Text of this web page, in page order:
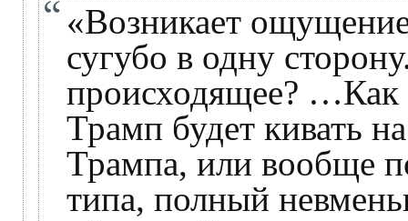
«Возникает
сугубо в одну
происходящее? …Как
Трамп будет кивать
Трампа, или вообще
типа, полный